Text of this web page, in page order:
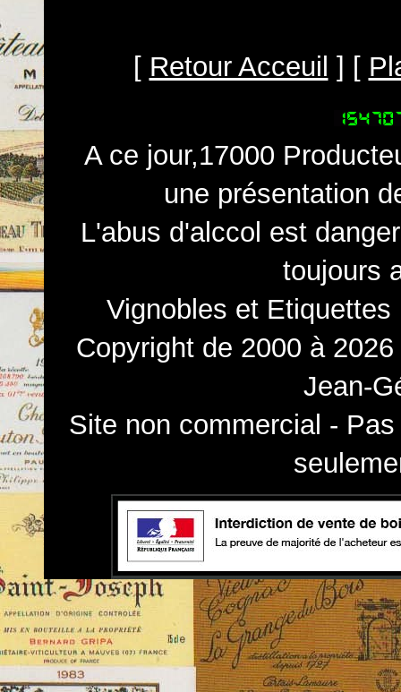
[ Retour Acceuil ] [
A ce jour,17000
une présentation
L'abus d'alccol est
toujours
Vignobles et
Copyright de 2000 à
Jean-
Site non commercial -